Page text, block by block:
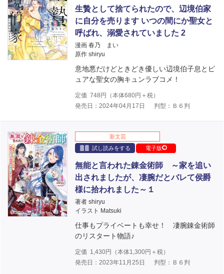
生贄として捨てられたので、辺境伯家
に自分を売ります いつの間にか聖女と
呼ばれ、溺愛されていました 2
漫画 春乃 まい
原作 shiryu
意地悪だけどときどき優しい辺境伯子息とピ
ュアな聖女の胸キュンラブコメ！
定価 748 円（本体680円＋税）
発売日：2024年04月17日
判型：Ｂ６判
新文芸
試し読みをする
電子版
無能と言われた錬金術師 ～家を追い
出されましたが、凄腕だとバレて侯爵
様に拾われました～１
著者 shiryu
イラスト Matsuki
仕事もプライベートも幸せ！ 凄腕錬金術師
のリスタート物語♪
定価 1,430円（本体1,300円＋税）
発売日：2023年11月25日
判型：Ｂ６判